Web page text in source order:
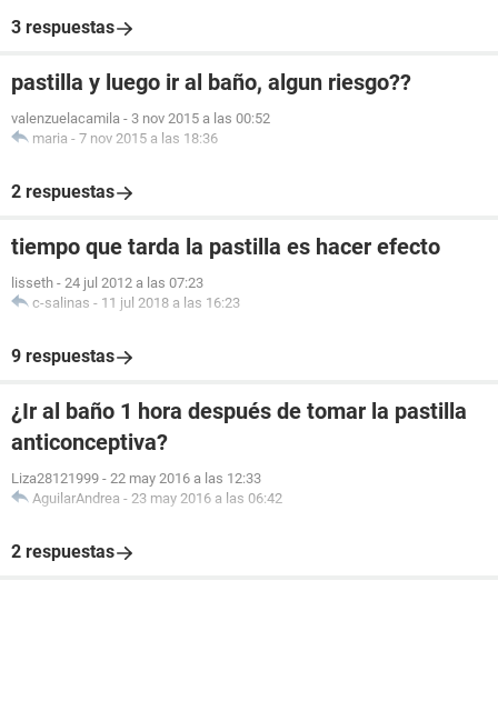
3 respuestas
pastilla y luego ir al baño, algun riesgo??
valenzuelacamila - 3 nov 2015 a las 00:52
maria - 7 nov 2015 a las 18:36
2 respuestas
tiempo que tarda la pastilla es hacer efecto
lisseth - 24 jul 2012 a las 07:23
c-salinas - 11 jul 2018 a las 16:23
9 respuestas
¿Ir al baño 1 hora después de tomar la pastilla
anticonceptiva?
Liza28121999 - 22 may 2016 a las 12:33
AguilarAndrea - 23 may 2016 a las 06:42
2 respuestas